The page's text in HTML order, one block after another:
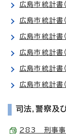
広島市統計
広島市統計
広島市統計書
広島市統計
広島市統計
広島市統計
司法,警察及
283 刑事事